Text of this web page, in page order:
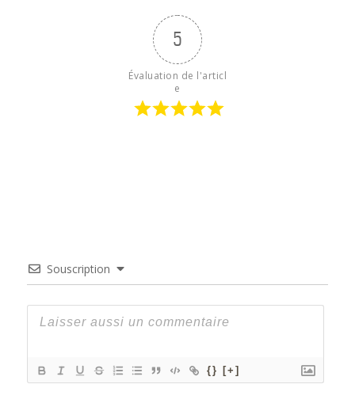
5
Évaluation de l'articl
e
Souscription
{} [+]